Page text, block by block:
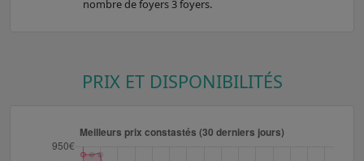
nombre de foyers 3 foyers.
PRIX ET DISPONIBILITÉS